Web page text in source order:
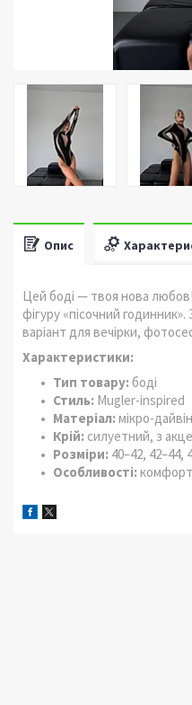
Опис
Цей боді — твоя нова
фігуру «пісочний
варіант для вечірки,
Характеристики:
Тип товару: боді
Стиль: Mugler-inspired
Матеріал: мікро-
Крій: силуетний, з
Розміри: 40–42, 42–44,
Особливості: